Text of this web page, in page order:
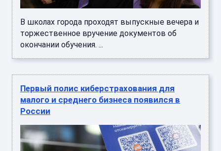
В школах города проходят выпускные вечера и
торжественное вручение документов об
окончании обучения. ...
Первый полис киберстрахования для
малого и среднего бизнеса появился в
России